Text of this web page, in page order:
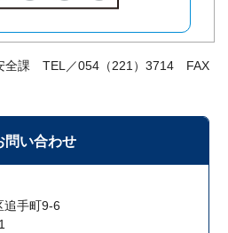
全課 TEL／054（221）3714 FAX
問い合わせ
手町9-6